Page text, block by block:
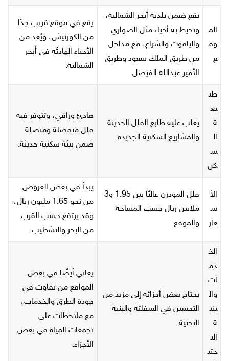
الم
وق
ع
يقع ضمن بلدية أبحر الشمالية،
وتحيط به أحياء مثل الصواري
والياقوت والشراع، مع مداخل
من طريق الملك سعود وطريق
الأمير عبدالله الفيصل.
يقع في موقع قريب جدًا
من الكورنيش، ويُعد من
الأحياء الهادئة في أبحر
الشمالية.
طب
يع
ة
ال
س
كن
يغلب عليه طابع الفلل الحديثة
والمشاريع السكنية الجديدة.
هادئ وراقي، وتتوفر فيه
فلل منفصلة ومتصلة
ضمن بيئة سكنية حديثة.
الأ
س
عار
فلل المودرن غالبًا بين 1.95 و3
ملايين ريال حسب المساحة
والموقع.
يبدأ في بعض العروض
من نحو 1.65 مليون ريال،
وقد يرتفع حسب القرب
من البحر والتشطيب.
الخ
دم
ات
وال
بني
ة
الت
حتي
يحتاج بعض أجزائه إلى مزيد من
التحسين في السفلتة والبنية
التحتية.
يعاني أيضًا في بعض
المواقع من تفاوت في
جودة الطرق والخدمات،
مع ملاحظات على
تجمعات المياه في بعض
الأجزاء.